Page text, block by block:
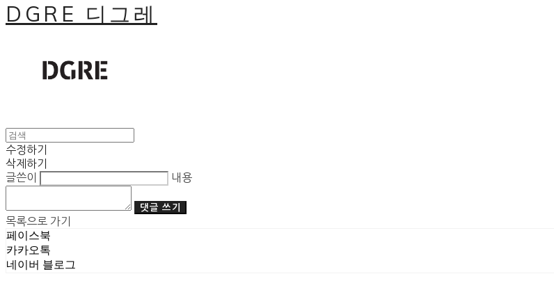
DGRE 디그레
수정하기
삭제하기
글쓴이
내용
댓글 쓰기
목록으로 가기
페이스북
카카오톡
네이버 블로그